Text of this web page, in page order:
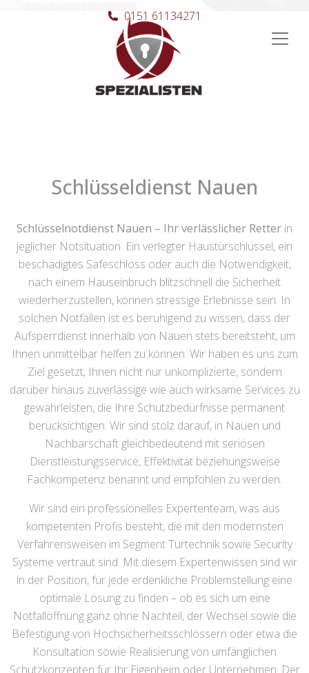
Hauptnavigation
0151 61134271
Schlüsseldienst Nauen
Schlüsselnotdienst Nauen – Ihr verlässlicher Retter in
jeglicher Notsituation. Ein verlegter Haustürschlüssel, ein
beschädigtes Safeschloss oder auch die Notwendigkeit,
nach einem Hauseinbruch blitzschnell die Sicherheit
wiederherzustellen, können stressige Erlebnisse sein. In
solchen Notfällen ist es beruhigend zu wissen, dass der
Aufsperrdienst innerhalb von Nauen stets bereitsteht, um
Ihnen unmittelbar helfen zu können. Wir haben es uns zum
Ziel gesetzt, Ihnen nicht nur unkomplizierte, sondern
darüber hinaus zuverlässige wie auch wirksame Services zu
gewährleisten, die Ihre Schutzbedürfnisse permanent
berücksichtigen. Wir sind stolz darauf, in Nauen und
Nachbarschaft gleichbedeutend mit seriösen
Dienstleistungsservice, Effektivität beziehungsweise
Fachkompetenz benannt und empfohlen zu werden.
Wir sind ein professionelles Expertenteam, was aus
kompetenten Profis besteht, die mit den modernsten
Verfahrensweisen im Segment Türtechnik sowie Security
Systeme vertraut sind. Mit diesem Expertenwissen sind wir
in der Position, für jede erdenkliche Problemstellung eine
optimale Lösung zu finden – ob es sich um eine
Notfallöffnung ganz ohne Nachteil, der Wechsel sowie die
Befestigung von Hochsicherheitsschlössern oder etwa die
Konsultation sowie Realisierung von umfänglichen
Schutzkonzepten für Ihr Eigenheim oder Unternehmen. Der